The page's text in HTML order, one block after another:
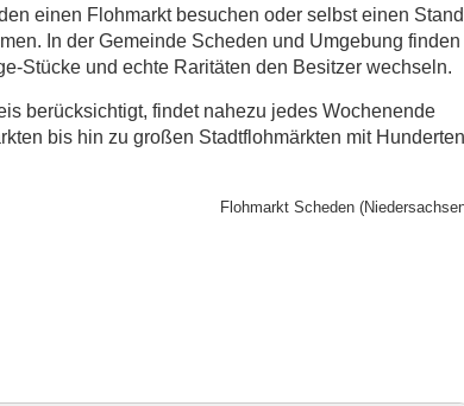
einen Flohmarkt besuchen oder selbst einen Stand
In der Gemeinde Scheden und Umgebung finden
Stücke und echte Raritäten den Besitzer wechseln.
berücksichtigt, findet nahezu jedes Wochenende
bis hin zu großen Stadtflohmärkten mit Hunderten
Flohmarkt Scheden